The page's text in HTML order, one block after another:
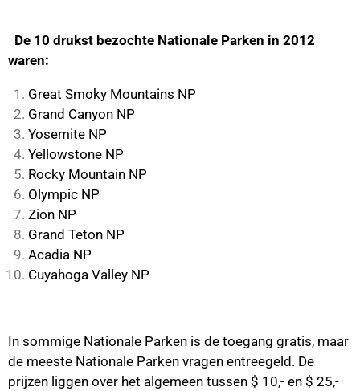
De 10 drukst bezochte Nationale Parken in 2012
waren:
Great Smoky Mountains NP
Grand Canyon NP
Yosemite NP
Yellowstone NP
Rocky Mountain NP
Olympic NP
Zion NP
Grand Teton NP
Acadia NP
Cuyahoga Valley NP
In sommige Nationale Parken is de toegang gratis, maar
de meeste Nationale Parken vragen entreegeld. De
prijzen liggen over het algemeen tussen $ 10,- en $ 25,-